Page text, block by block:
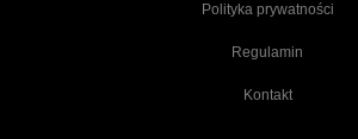
Polityka prywatności
Regulamin
Kontakt